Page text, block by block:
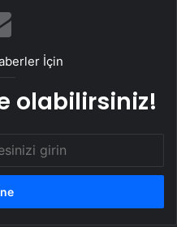
İçin
olabilirsiniz!